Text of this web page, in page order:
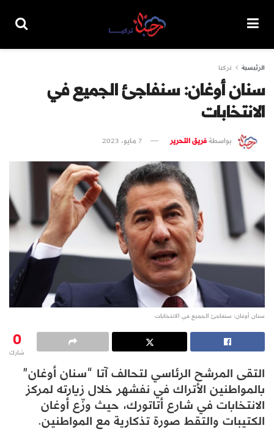
الرئيسية تركيا
سنان أوغان: سنفاجئ الجميع في
الانتخابات
بواسطةفريق التحرير 7 مايو، 2023
سنان أوغان: سنفاجئ الجميع في الانتخابات
0
شارك
التقى المرشح الرئاسي لتحالف آتا “سنان أوغان”
بالمواطنين الأتراك في نفشهر خلال زيارته لمركز
الانتخابات في شارع أتاتورك، حيث وزّع أوغان
الكتيبات والتقط صورة تذكارية مع المواطنين.